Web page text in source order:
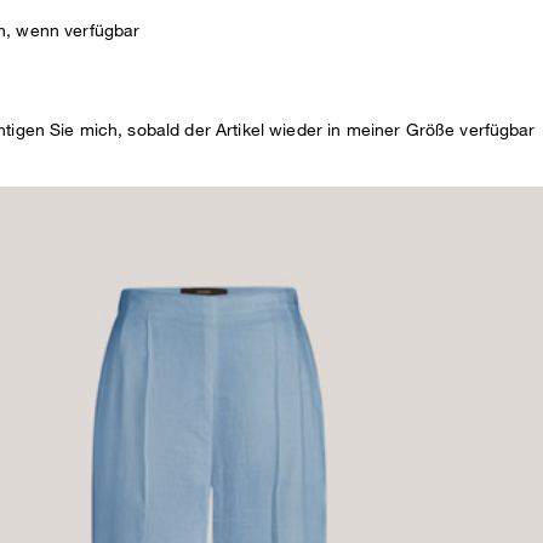
wenn verfügbar
Sie mich, sobald der Artikel wieder in meiner Größe verfügbar